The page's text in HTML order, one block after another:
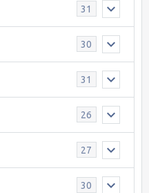
31
30
31
26
27
30